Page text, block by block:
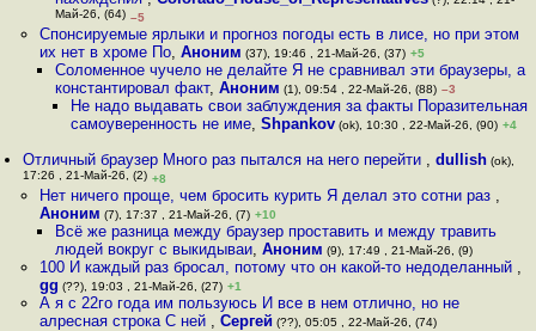
Май-26, (64) –5
Спонсируемые ярлыки и прогноз погоды есть в лисе, но при этом
их нет в хроме По, Аноним (37), 19:46 , 21-Май-26, (37) +5
Соломенное чучело не делайте Я не сравнивал эти браузеры, а
константировал факт, Аноним (1), 09:54 , 22-Май-26, (88) –3
Не надо выдавать свои заблуждения за факты Поразительная
самоуверенность не име,Shpankov (ok), 10:30 , 22-Май-26, (90) +4
Отличный браузер Много раз пытался на него перейти ,dullish (ok),
17:26 , 21-Май-26, (2) +8
Нет ничего проще, чем бросить курить Я делал это сотни раз ,
Аноним (7), 17:37 , 21-Май-26, (7) +10
Всё же разница между браузер проставить и между травить
людей вокруг с выкидываи, Аноним (9), 17:49 , 21-Май-26, (9)
100 И каждый раз бросал, потому что он какой-то недоделанный ,
gg (??), 19:03 , 21-Май-26, (27) +1
А я с 22го года им пользуюсь И все в нем отлично, но не
алресная строка С ней , Сергей (??), 05:05 , 22-Май-26, (74)